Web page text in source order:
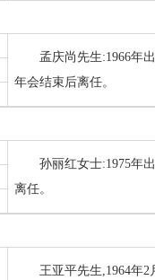
孟庆尚先生:1966年
年会结束后离任。
孙丽红女士:1975年
离任。
王亚平先生,1964年